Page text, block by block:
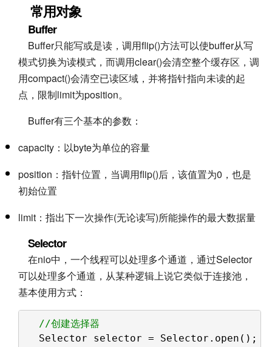
常用对象
Buffer
Buffer只能写或是读，调用flip()方法可以使buffer从写
模式切换为读模式，而调用clear()会清空整个缓存区，调
用compact()会清空已读区域，并将指针指向未读的起
点，限制limit为position。
Buffer有三个基本的参数：
capacity：以byte为单位的容量
position：指针位置，当调用flip()后，该值置为0，也是
初始位置
limit：指出下一次操作(无论读写)所能操作的最大数据量
Selector
在nio中，一个线程可以处理多个通道，通过Selector
可以处理多个通道，从某种逻辑上说它类似于连接池，
基本使用方式：
//创建选择器
Selector selector = Selector.open();